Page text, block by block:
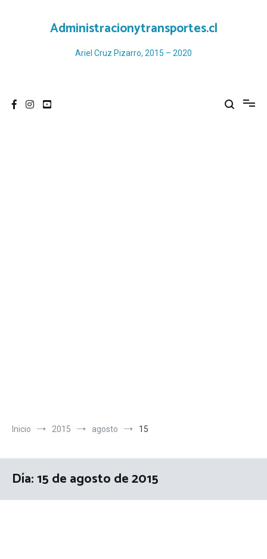
Administracionytransportes.cl
Ariel Cruz Pizarro, 2015 – 2020
Inicio 2015 agosto 15
Día:15 de agosto de 2015